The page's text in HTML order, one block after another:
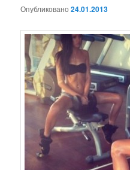
Опубликовано24.01.2013